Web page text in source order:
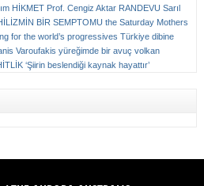
HİKMET Prof. Cengiz Aktar RANDEVU Sarıl
BİR SEMPTOMU the Saturday Mothers
for the world’s progressives Türkiye dibine
Varoufakis yüreğimde bir avuç volkan
‘Şiirin beslendiği kaynak hayattır’